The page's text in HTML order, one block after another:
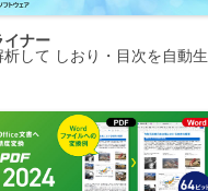
イナー
析して しおり・目次を自動生